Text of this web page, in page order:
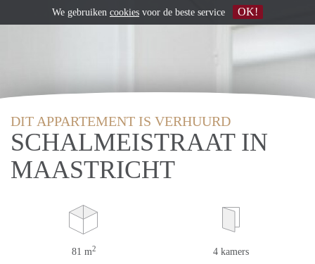
DIT APPARTEMENT IS VERHUURD
SCHALMEISTRAAT IN
MAASTRICHT
81 m2 4 kamers
We gebruiken cookies voor de beste service OK!